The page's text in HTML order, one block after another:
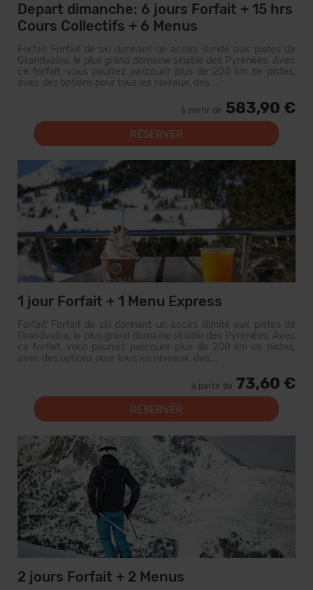
Depart dimanche: 6 jours Forfait + 15 hrs
Cours Collectifs + 6 Menus
Forfait Forfait de ski donnant un accès illimité aux pistes de
Grandvalira, le plus grand domaine skiable des Pyrénées. Avec
ce forfait, vous pourrez parcourir plus de 200 km de pistes,
avec des options pour tous les niveaux, des...
à partir de 583,90 €
RÉSERVER
1 jour Forfait + 1 Menu Express
Forfait Forfait de ski donnant un accès illimité aux pistes de
Grandvalira, le plus grand domaine skiable des Pyrénées. Avec
ce forfait, vous pourrez parcourir plus de 200 km de pistes,
avec des options pour tous les niveaux, des...
à partir de 73,60 €
RÉSERVER
2 jours Forfait + 2 Menus